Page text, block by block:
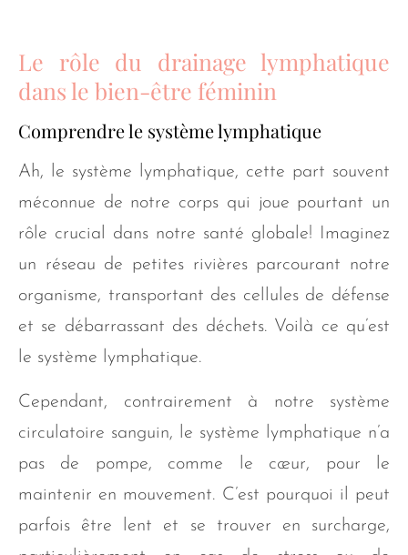
Le rôle du drainage lymphatique
dans le bien-être féminin
Comprendre le système lymphatique
Ah, le système lymphatique, cette part souvent
méconnue de notre corps qui joue pourtant un
rôle crucial dans notre santé globale! Imaginez
un réseau de petites rivières parcourant notre
organisme, transportant des cellules de défense
et se débarrassant des déchets. Voilà ce qu’est
le système lymphatique.
Cependant, contrairement à notre système
circulatoire sanguin, le système lymphatique n’a
pas de pompe, comme le cœur, pour le
maintenir en mouvement. C’est pourquoi il peut
parfois être lent et se trouver en surcharge,